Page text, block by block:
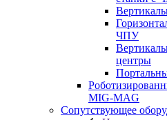
ЧПУ
центры
MIG-MAG
Сопутствующее